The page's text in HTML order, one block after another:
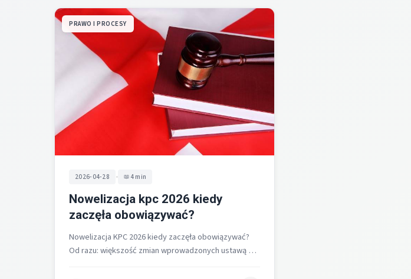
PRAWO I PROCESY
2026-04-28 • 4 min
Nowelizacja kpc 2026 kiedy
zaczęła obowiązywać?
Nowelizacja KPC 2026 kiedy zaczęła obowiązywać?
Od razu: większość zmian wprowadzonych ustawą z 5